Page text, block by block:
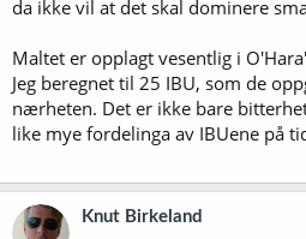
da ikke vil at det skal dominere
Maltet er opplagt vesentlig i
Jeg beregnet til 25 IBU, som de
nærheten. Det er ikke bare
like mye fordelinga av IBUene på
Knut Birkeland